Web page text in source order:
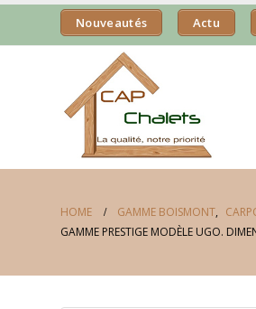
Nouveautés Actu
HOME GAMME BOISMONT,
GAMME PRESTIGE MODÈLE UGO.